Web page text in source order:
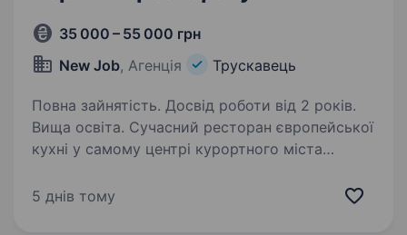
35 000 – 55 000 грн
New Job, Агенція Трускавець
Повна зайнятість. Досвід роботи від 2 років.
Вища освіта. Сучасний ресторан європейської
кухні у самому центрі курортного міста
відповідальності: Повне операційне управління
5 днів тому